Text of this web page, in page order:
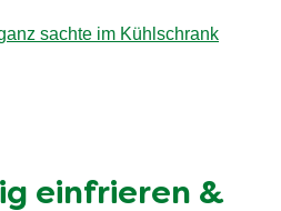
sachte im Kühlschrank
einfrieren &